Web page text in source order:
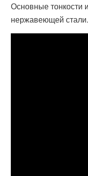
Основные тонкости
нержавеющей стали.